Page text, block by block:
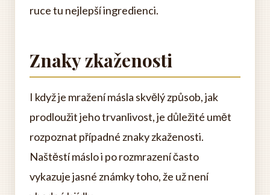
ruce tu nejlepší ingredienci.
Znaky zkaženosti
I když je mražení másla skvělý způsob, jak
prodloužit jeho trvanlivost, je důležité umět
rozpoznat případné znaky zkaženosti.
Naštěstí máslo i po rozmrazení často
vykazuje jasné známky toho, že už není